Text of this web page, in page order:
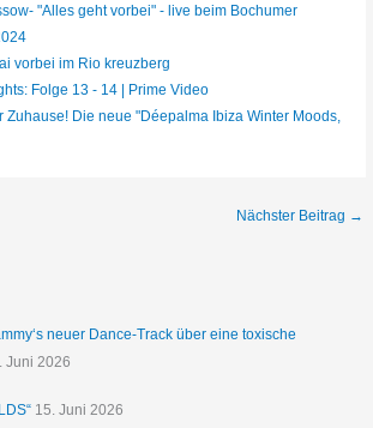
"Alles geht vorbei" - live beim Bochumer
vorbei im Rio kreuzberg
Folge 13 - 14 | Prime Video
Zuhause! Die neue "Déepalma Ibiza Winter Moods,
Nächster Beitrag →
neuer Dance-Track über eine toxische
Juni 2026
15. Juni 2026